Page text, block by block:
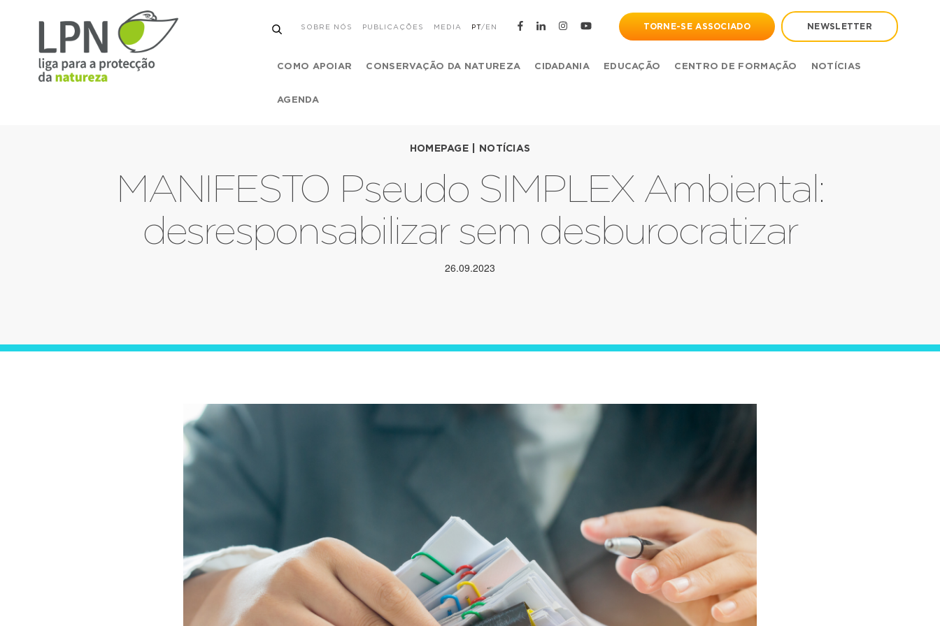
SOBRE NÓS PUBLICAÇÕES MEDIA PT/ EN TORNE-SE ASSOCIADO NEWSLETTER
COMO APOIAR CONSERVAÇÃO DA NATUREZA CIDADANIA EDUCAÇÃO CENTRO DE FORMAÇÃO NOTÍCIAS
AGENDA
HOMEPAGE NOTÍCIAS
MANIFESTO Pseudo SIMPLEX Ambiental:
desresponsabilizar sem desburocratizar
26.09.2023